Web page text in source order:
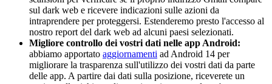
sul dark web e ricevere indicazioni sulle azioni da
intraprendere per proteggersi. Estenderemo presto l'accesso al
nostro report del dark web ad alcuni paesi selezionati.
Migliore controllo dei vostri dati nelle app Android:
abbiamo apportato aggiornamenti ad Android 14 per
migliorare la trasparenza sull'utilizzo dei vostri dati da parte
delle app. A partire dai dati sulla posizione, riceverete un